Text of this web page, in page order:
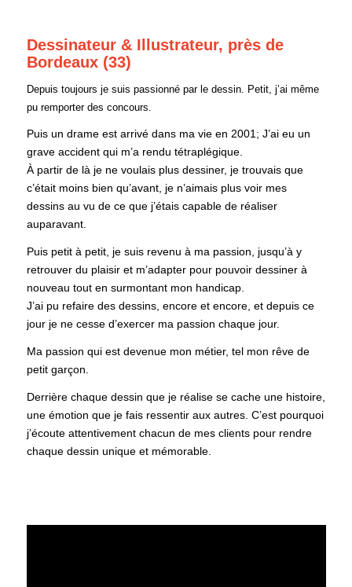
Dessinateur & Illustrateur, près de
Bordeaux (33)
Depuis toujours je suis passionné par le dessin. Petit, j’ai même
pu remporter des concours.
Puis un drame est arrivé dans ma vie en 2001; J’ai eu un
grave accident qui m’a rendu tétraplégique.
À partir de là je ne voulais plus dessiner, je trouvais que
c’était moins bien qu’avant, je n’aimais plus voir mes
dessins au vu de ce que j’étais capable de réaliser
auparavant.
Puis petit à petit, je suis revenu à ma passion, jusqu’à y
retrouver du plaisir et m’adapter pour pouvoir dessiner à
nouveau tout en surmontant mon handicap.
J’ai pu refaire des dessins, encore et encore, et depuis ce
jour je ne cesse d’exercer ma passion chaque jour.
Ma passion qui est devenue mon métier, tel mon rêve de
petit garçon.
Derrière chaque dessin que je réalise se cache une histoire,
une émotion que je fais ressentir aux autres. C’est pourquoi
j’écoute attentivement chacun de mes clients pour rendre
chaque dessin unique et mémorable.